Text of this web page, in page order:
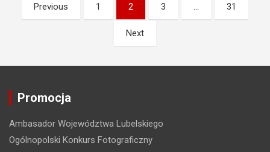
i
c
j
Previous 1 2 3 31
Next
Promocja
Ambasador Województwa Lubelskiego
Ogólnopolski Konkurs Fotograficzny